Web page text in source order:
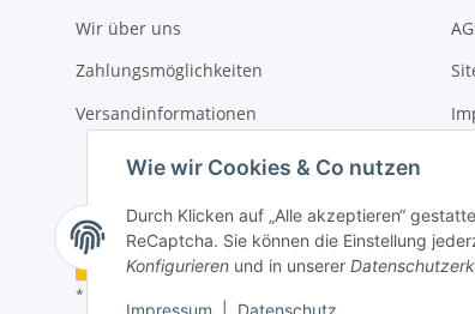
Wie wir Cookies & Co nutzen
Durch Klicken auf „Alle akzeptieren“
ReCaptcha. Sie können die Einstellung
Konfigurieren und in unserer
Wir über uns
Zahlungsmöglichkeiten
Versandinformationen
Vertrag widerrufen
* Alle Preise inkl. gesetzlicher USt., zzgl.